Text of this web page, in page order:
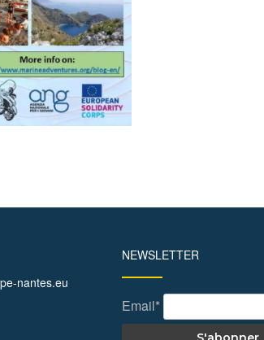
nantes.eu
NEWSLETTER
Email*